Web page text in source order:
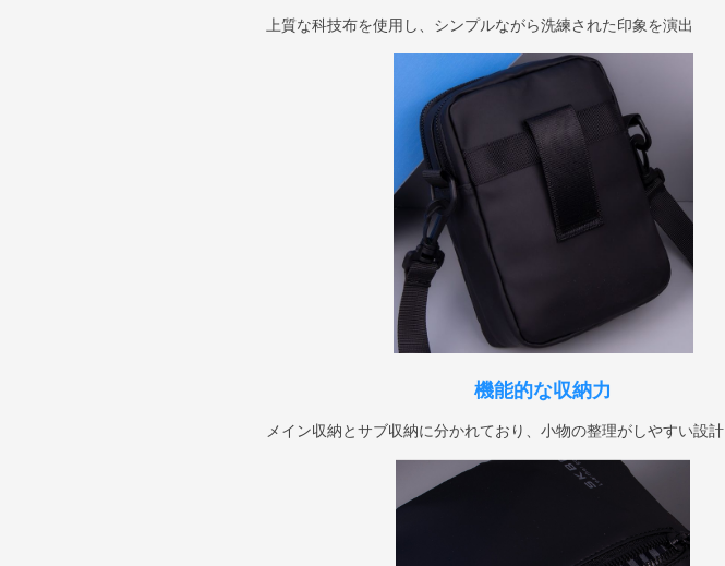
上質な科技布を使用し、シンプルながら洗練された印象を演出
機能的な収納力
メイン収納とサブ収納に分かれており、小物の整理がしやすい設計